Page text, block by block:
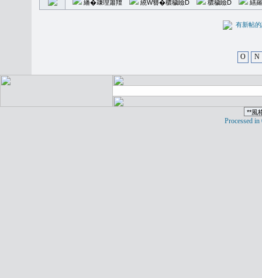
繙�𥪕理簫羶 繞W簪�穠穢瞼D 穠穢瞼D 繕
有新
O N
Processed